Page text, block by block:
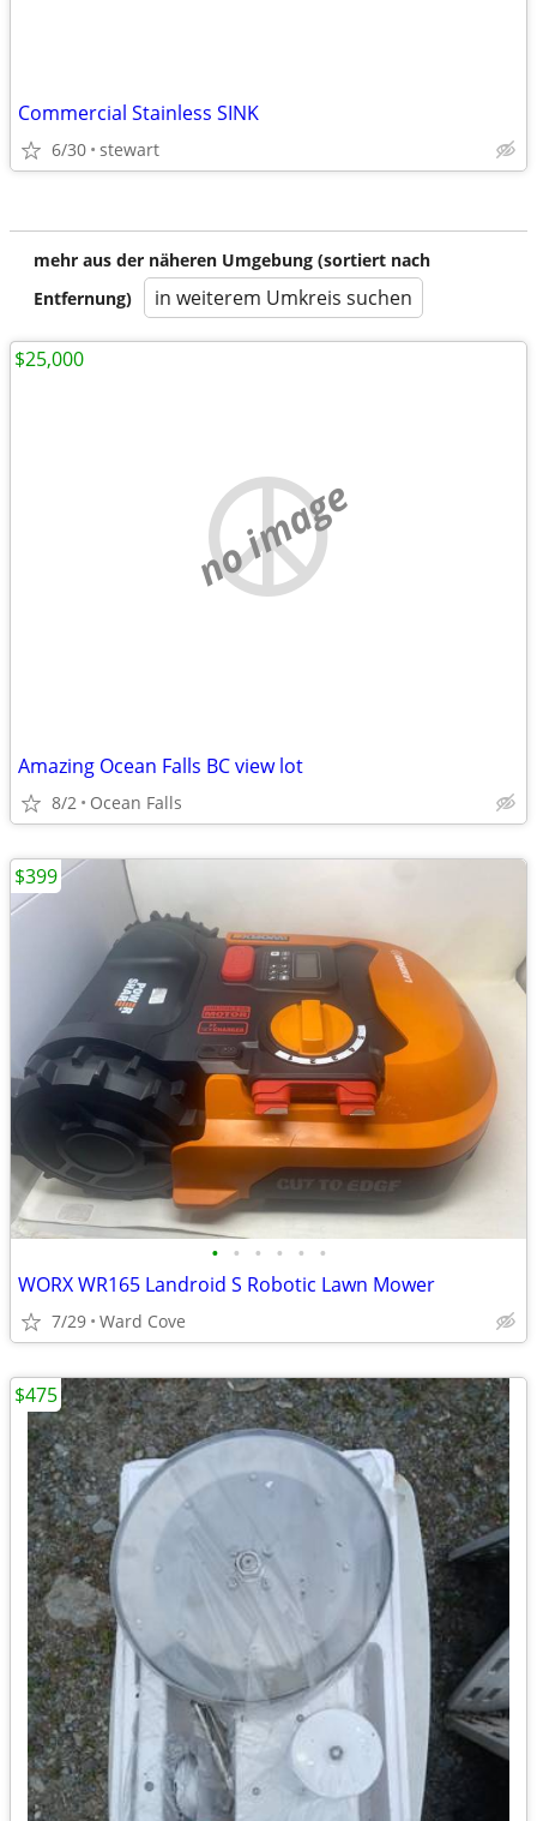
Commercial Stainless SINK
6/30 stewart
mehr aus der näheren Umgebung (sortiert nach
Entfernung)
in weiterem Umkreis suchen
no image
Amazing Ocean Falls BC view lot
8/2 Ocean Falls
$25,000
• • • • • •
WORX WR165 Landroid S Robotic Lawn Mower
7/29 Ward Cove
$399
$475